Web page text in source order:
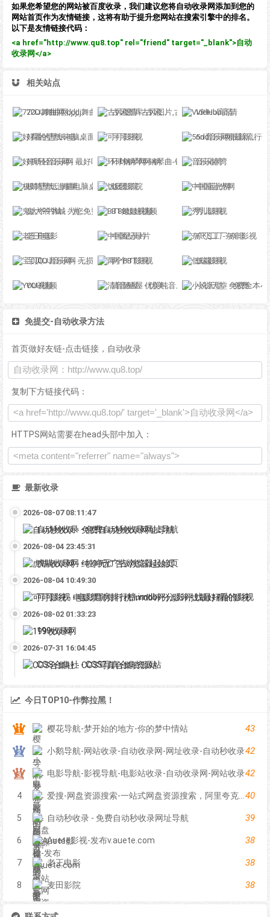
如果您希望您的网站被百度收录，我们建议您将自动收录网添加到您的
网站首页作为友情链接，这将有助于提升您网站在搜索引擎中的排名。
以下是友情链接代码：
<a href="http://www.qu8.top" rel="friend" target="_blank">自动
收录网</a>
相关站点
72DJ舞曲网,dj,dj舞曲 古风图库-古风图片,古风写真,古风摄影,古风素材,古风手绘,古风插画,古风水墨 VidHub高清
好看的壁纸-电脑桌面壁纸图片_高清手机壁纸-qq壁纸网 可可影视 5nd音乐网|最新流行歌曲|MP3歌曲免费下载|好听的歌|音乐下载 免费听mp3音乐
好听轻音乐网 - 最好听的轻音乐分享、试听、欣赏、下载、推荐、排行 环球钢琴网-钢琴曲-钢琴谱-钢琴入门-钢琴考级 音乐港湾
极简壁纸_海量电脑桌面壁纸美图_4K超高清_最潮壁纸网站 饭团影院 中国蓝光网
鬼大爷书城 - 为您免费提供在线阅读服务 BT8姐姐视频 秀儿影视
老王电影 中国纪录片 奈飞工厂-奈非影视
宝贝DJ音乐网 - 无损高品质DJ舞曲分享,音质最好的DJ免费下载网站 两个BT影视 低端影视
YOU视频 清音陋屋 - 优美纯音乐精美散文分享网站 小说天堂 - 免费全本小说,TXT小说下载网
免提交-自动收录方法
首页做好友链-点击链接，自动收录
复制下方链接代码：
HTTPS网站需要在head头部中加入：
最新收录
2026-08-07 08:11:47
自动秒收录 - 免费自动秒收录网址导航
2026-08-04 23:45:31
虎喵收录网 - 纯净无广告浏览器起始页
2026-08-04 10:49:30
可可影视 - 电影票房排行榜,imdb评分,影评,找最好看的影视
2026-08-02 01:33:23
199收录网
2026-07-31 16:04:45
COS合集社 - COS写真合集资源站
今日TOP10-作弊拉黑！
樱花导航-梦开始的地方-你的梦中情站 43
小鹅导航-网站收录-自动收录网-网址收录-自动秒收录42
电影导航-影视导航-电影站收录-自动收录网-网站收录42
4 爱搜-网盘资源搜索-一站式网盘资源搜索，阿里夸克百度迅雷UC全聚合40
5 自动秒收录 - 免费自动秒收录网址导航 39
6 Auete影视-发布v.auete.com 38
7 老王电影 38
8 麦田影院 38